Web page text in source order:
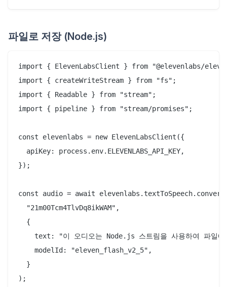
파일로 저장 (Node.js)
import { ElevenLabsClient } from "@elevenlabs/
import { createWriteStream } from "fs";
import { Readable } from "stream";
import { pipeline } from "stream/promises";
const elevenlabs = new ElevenLabsClient({
  apiKey: process.env.ELEVENLABS_API_KEY,
});
const audio = await
  "21m00Tcm4TlvDq8ikWAM",
  {
text: "이 오디오는 Node.js 스트림을 사용하여 파일에
    modelId: "eleven_flash_v2_5",
  }
);